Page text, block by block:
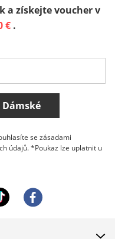
Norge
a získejte voucher v
€ .
Dámské
se zásadami
údajů. *Poukaz lze uplatnit u